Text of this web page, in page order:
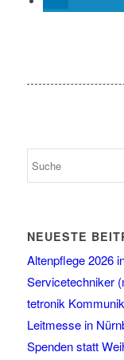
NEUESTE
Altenpflege 2026
Servicetechniker
tetronik
Leitmesse in
Spenden statt